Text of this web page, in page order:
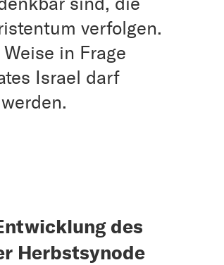
verfolgen.
in Frage
Israel darf
des
Herbstsynode